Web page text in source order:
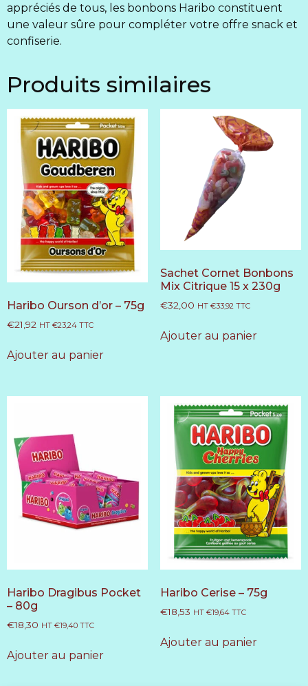
appréciés de tous, les bonbons Haribo constituent
une valeur sûre pour compléter votre offre snack et
confiserie.
Produits similaires
Haribo Ourson d’or – 75g
€21,92 HT €23,24 TTC
Ajouter au panier
Sachet Cornet Bonbons
Mix Citrique 15 x 230g
€32,00 HT €33,92TTC
Ajouter au panier
Haribo Dragibus Pocket
– 80g
€18,30 HT €19,40 TTC
Ajouter au panier
Haribo Cerise – 75g
€18,53 HT €19,64TTC
Ajouter au panier